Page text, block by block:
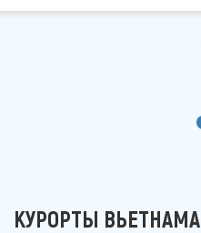
КУРОРТЫ ВЬЕТНАМА